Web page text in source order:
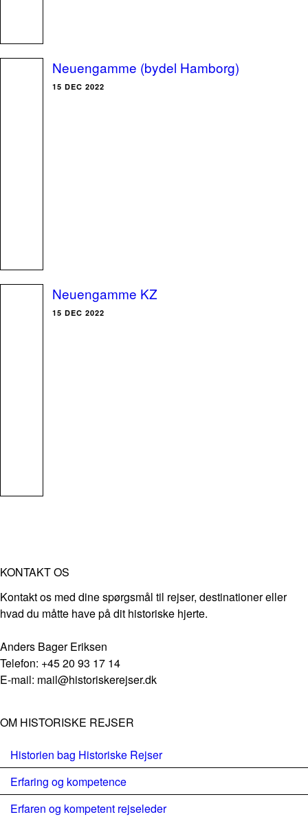
Neuengamme (bydel Hamborg)
15 DEC 2022
Neuengamme KZ
15 DEC 2022
KONTAKT OS
Kontakt os med dine spørgsmål til rejser, destinationer eller
hvad du måtte have på dit historiske hjerte.
Anders Bager Eriksen
Telefon: +45 20 93 17 14
E-mail: mail@historiskerejser.dk
OM HISTORISKE REJSER
Historien bag Historiske Rejser
Erfaring og kompetence
Erfaren og kompetent rejseleder